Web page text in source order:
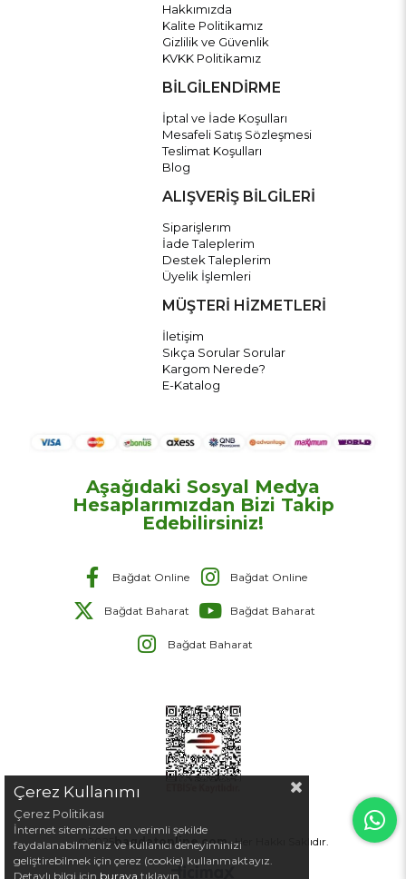
Hakkımızda
Kalite Politikamız
Gizlilik ve Güvenlik
KVKK Politikamız
BİLGİLENDİRME
İptal ve İade Koşulları
Mesafeli Satış Sözleşmesi
Teslimat Koşulları
Blog
ALIŞVERİŞ BİLGİLERİ
Siparişlerım
İade Taleplerim
Destek Taleplerim
Üyelik İşlemleri
MÜŞTERİ HİZMETLERİ
İletişim
Sıkça Sorular Sorular
Kargom Nerede?
E-Katalog
Aşağıdaki Sosyal Medya
Hesaplarımızdan Bizi Takip
Edebilirsiniz!
Bağdat Online Bağdat Online
Bağdat Baharat Bağdat Baharat
Bağdat Baharat
©2025 bagdatonline.com- Her Hakkı Saklıdır.
Çerez Kullanımı
Çerez Politikası
İnternet sitemizden en verimli şekilde
faydalanabilmeniz ve kullanıcı deneyiminizi
geliştirebilmek için çerez (cookie) kullanmaktayız.
Detaylı bilgi için buraya tıklayın.